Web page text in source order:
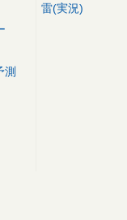
測
雷(実況)